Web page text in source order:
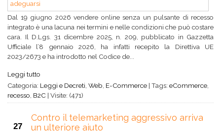
Dal 19 giugno 2026 vendere online senza un pulsante di recesso
integrato è una lacuna nei termini e nelle condizioni che può costare
cara. Il D.Lgs. 31 dicembre 2025, n. 209, pubblicato in Gazzetta
Ufficiale l’8 gennaio 2026, ha infatti recepito la Direttiva UE
2023/2673 e ha introdotto nel Codice de...
Leggi tutto
Categoria: Leggi e Decreti Web E-Commerce | Tags: eCommerce
recesso B2C | Visite: (471)
27
Contro il telemarketing aggressivo arriva
un ulteriore aiuto